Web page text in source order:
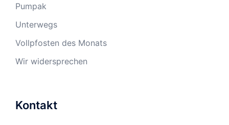
Pumpak
Unterwegs
Vollpfosten des Monats
Wir widersprechen
Kontakt